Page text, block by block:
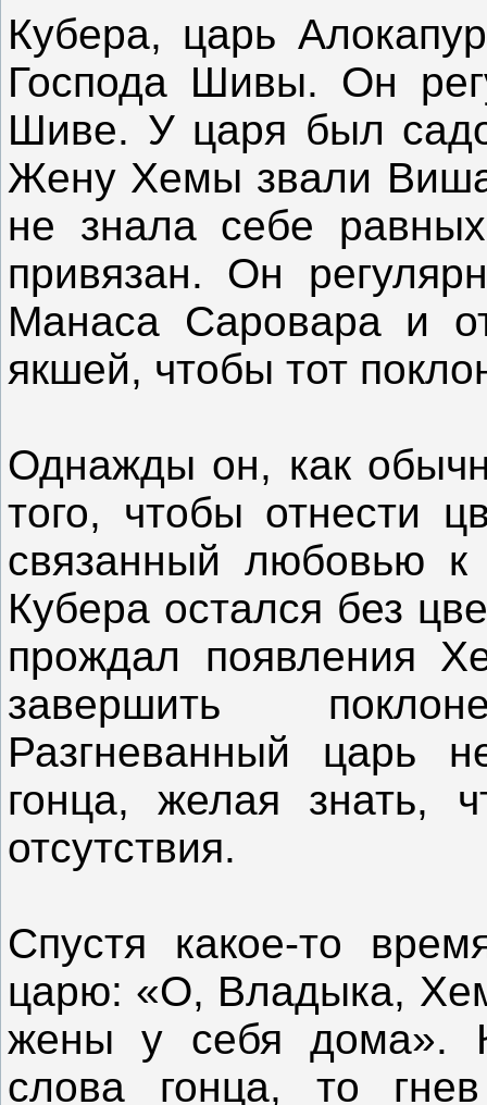
Кубера, царь
Господа Шивы. Он
Шиве. У царя был
Жену Хемы звали
не знала себе
привязан. Он
Манаса Саровара и
якшей, чтобы тот
Однажды он, как
того, чтобы отнести
связанный любовью
Кубера остался без
прождал появления
завершить
Разгневанный царь
гонца, желая знать,
отсутствия.
Спустя какое-то
царю: «О, Владыка,
жены у себя дома».
слова гонца, то